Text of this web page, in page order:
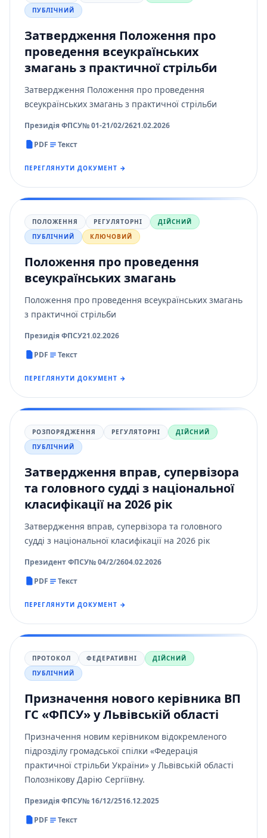
ПУБЛІЧНИЙ
Затвердження Положення про
проведення всеукраїнських
змагань з практичної стрільби
Затвердження Положення про проведення
всеукраїнських змагань з практичної стрільби
Президія ФПСУ№ 01-21/02/2621.02.2026
PDF
Текст
ПЕРЕГЛЯНУТИ ДОКУМЕНТ →
ПОЛОЖЕННЯ РЕГУЛЯТОРНІ
ДІЙСНИЙ
ПУБЛІЧНИЙ
КЛЮЧОВИЙ
Положення про проведення
всеукраїнських змагань
Положення про проведення всеукраїнських змагань
з практичної стрільби
Президія ФПСУ21.02.2026
PDF
Текст
ПЕРЕГЛЯНУТИ ДОКУМЕНТ →
РОЗПОРЯДЖЕННЯ РЕГУЛЯТОРНІ
ДІЙСНИЙ
ПУБЛІЧНИЙ
Затвердження вправ, супервізора
та головного судді з національної
класифікації на 2026 рік
Затвердження вправ, супервізора та головного
судді з національної класифікації на 2026 рік
Президент ФПСУ№ 04/2/2604.02.2026
PDF
Текст
ПЕРЕГЛЯНУТИ ДОКУМЕНТ →
ПРОТОКОЛ ФЕДЕРАТИВНІ
ДІЙСНИЙ
ПУБЛІЧНИЙ
Призначення нового керівника ВП
ГС «ФПСУ» у Львівській області
Призначення новим керівником відокремленого
підрозділу громадської спілки «Федерація
практичної стрільби України» у Львівській області
Полознікову Дарію Сергіївну.
Президія ФПСУ№ 16/12/2516.12.2025
PDF
Текст